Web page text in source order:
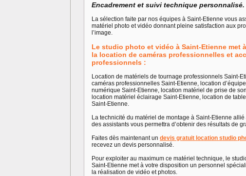
Encadrement et suivi technique personnalisé.
La sélection faite par nos équipes à Saint-Etienne vous
matériel photo et vidéo donnant pleine satisfaction aux
l’image.
Le studio photo et vidéo à Saint-Etienne met
la location de caméras professionnelles et
professionnels :
Location de matériels de tournage professionnels Saint-
caméras professionnelles Saint-Etienne, location
numérique Saint-Etienne, location matériel de prise de
location matériel éclairage Saint-Etienne, location de
Saint-Etienne.
La technicité du matériel de montage à Saint-Etienne
des assistants vous permettra d’obtenir des résultats de
Faites dès maintenant un devis gratuit location studio
recevez un devis personnalisé.
Pour exploiter au maximum ce matériel technique, le
Saint-Etienne met à votre disposition un personnel
la réalisation de vidéo et photos.